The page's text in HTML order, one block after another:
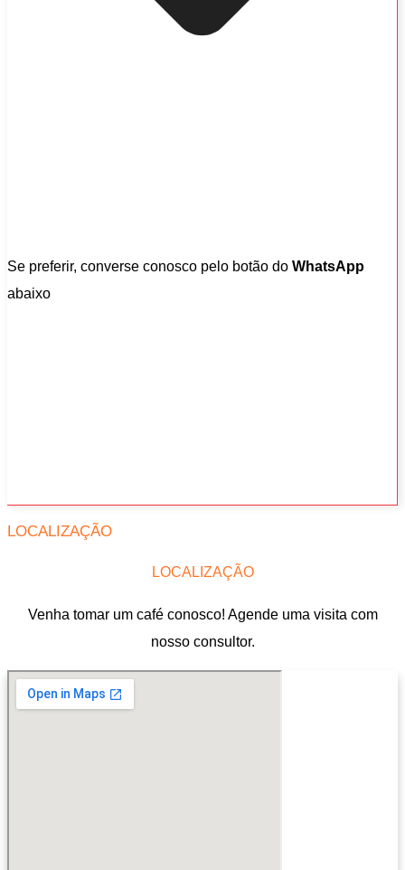
Se preferir, converse conosco pelo botão do WhatsApp
abaixo
LOCALIZAÇÃO
LOCALIZAÇÃO
Venha tomar um café conosco! Agende uma visita com
nosso consultor.